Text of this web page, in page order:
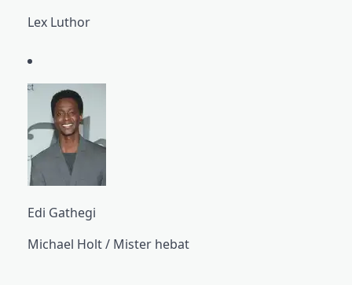
Lex Luthor
Edi Gathegi
Michael Holt / Mister hebat